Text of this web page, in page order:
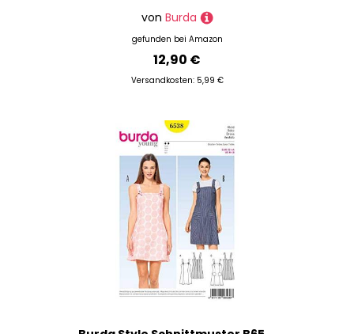
von Burda
gefunden bei Amazon
12,90 €
Versandkosten: 5,99 €